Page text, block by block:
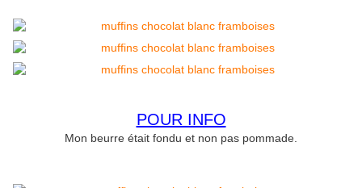
POUR INFO
Mon beurre était fondu et non pas pommade.